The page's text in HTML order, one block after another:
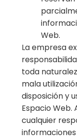
Web.
La empresa
toda
mala
disposición y
Espacio Web.
cualquier